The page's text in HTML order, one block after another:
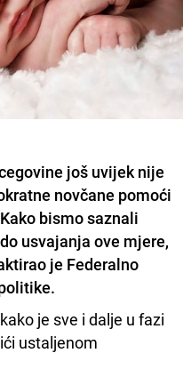
još uvijek nije
novčane pomoći
bismo saznali
usvajanja ove mjere,
je Federalno
je sve i dalje u fazi
ustaljenom